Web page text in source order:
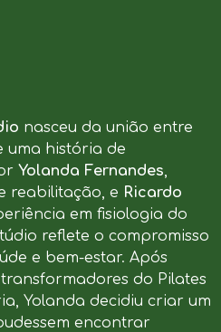
nasceu da união entre
uma história de
Yolanda Fernandes,
reabilitação, e Ricardo
em fisiologia do
reflete o compromisso
e bem-estar. Após
do Pilates
Yolanda decidiu criar um
encontrar